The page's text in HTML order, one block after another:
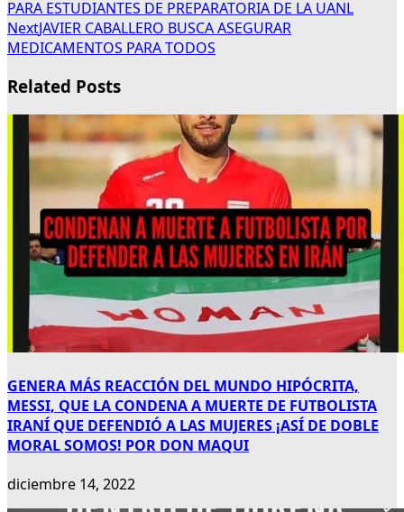
PARA ESTUDIANTES DE PREPARATORIA DE LA UANL
NextJAVIER CABALLERO BUSCA ASEGURAR
MEDICAMENTOS PARA TODOS
Related Posts
GENERA MÁS REACCIÓN DEL MUNDO HIPÓCRITA,
MESSI, QUE LA CONDENA A MUERTE DE FUTBOLISTA
IRANÍ QUE DEFENDIÓ A LAS MUJERES ¡ASÍ DE DOBLE
MORAL SOMOS! POR DON MAQUI
diciembre 14, 2022